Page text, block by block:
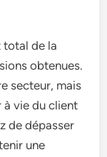
total de la
obtenues.
secteur, mais
à vie du client
de dépasser
une